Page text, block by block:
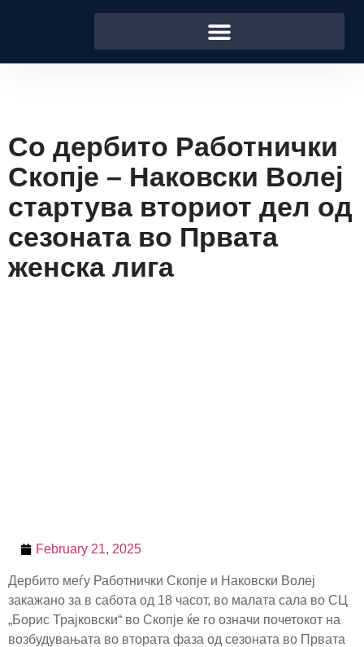
Со дербито Работнички
Скопје – Наковски Волеј
стартува вториот дел од
сезоната во Првата
женска лига
February 21, 2025
Дербито меѓу Работнички Скопје и Наковски Волеј
закажано за в сабота од 18 часот, во малата сала во СЦ
„Борис Трајковски“ во Скопје ќе го означи почетокот на
возбудувањата во втората фаза од сезоната во Првата